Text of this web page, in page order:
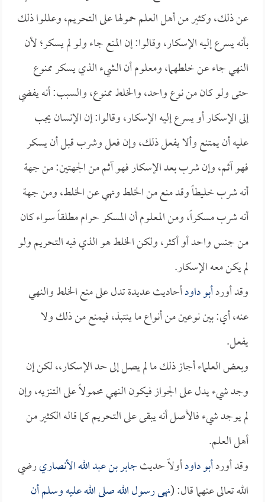
عن ذلك، وكثير من أهل العلم حمولها على التحريم، وعللوا ذلك
بأنه يسرع إليه الإسكار، وقالوا: إن المنع جاء ولو لم يسكر؛ لأن
النهي جاء عن خلطهما، ومعلوم أن الشيء الذي يسكر ممنوع
حتى ولو كان من نوع واحد، والخلط ممنوع، والسبب: أنه يفضي
إلى الإسكار أو يسرع إليه الإسكار، وقالوا: إن الإنسان يجب
عليه أن يمتنع وألا يفعل ذلك، وإن فعل وشرب قبل أن يسكر
فهو آثم، وإن شرب بعد الإسكار فهو آثم من الجهتين: من جهة
أنه شرب خليطاً وقد منع من الخلط ونهي عن الخلط، ومن جهة
أنه شرب مسكراً، ومن المعلوم أن المسكر حرام مطلقاً سواء كان
من جنس واحد أو أكثر، ولكن الخلط هو الذي فيه التحريم ولو
لم يكن معه الإسكار.
وقد أوردأبو داودأحاديث عديدة تدل على منع الخلط والنهي
عنه، أي: بين نوعين من أنواع ما ينتبذ، فيمنع من ذلك ولا
يفعل.
وبعض العلماء أجاز ذلك ما لم يصل إلى حد الإسكار،، لكن إن
وجد شيء يدل على الجواز فيكون النهي محمولاً على التنزيه، وإن
لم يوجد شيء فالأصل أنه يبقى على التحريم كما قاله الكثير من
أهل العلم.
وقد أوردأبو داودأولاً حديثجابر بن عبد الله الأنصاريرضي
الله تعالى عنهما قال: (نهى رسول الله صلى الله عليه وسلم أن